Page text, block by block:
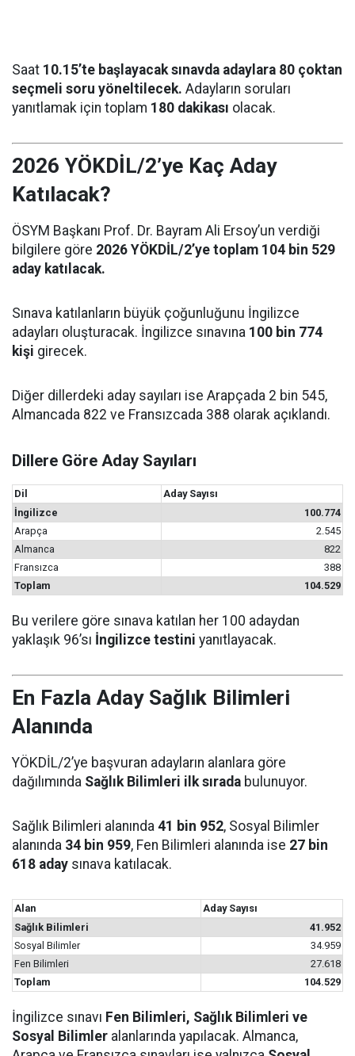
Saat 10.15’te başlayacak sınavda adaylara 80 çoktan
seçmeli soru yöneltilecek. Adayların soruları
yanıtlamak için toplam 180 dakikası olacak.
2026 YÖKDİL/2’ye Kaç Aday
Katılacak?
ÖSYM Başkanı Prof. Dr. Bayram Ali Ersoy’un verdiği
bilgilere göre 2026 YÖKDİL/2’ye toplam 104 bin 529
aday katılacak.
Sınava katılanların büyük çoğunluğunu İngilizce
adayları oluşturacak. İngilizce sınavına 100 bin 774
kişi girecek.
Diğer dillerdeki aday sayıları ise Arapçada 2 bin 545,
Almancada 822 ve Fransızcada 388 olarak açıklandı.
Dillere Göre Aday Sayıları
Dil
Aday Sayısı
İngilizce
100.774
Arapça
2.545
Almanca
822
Fransızca
388
Toplam
104.529
Bu verilere göre sınava katılan her 100 adaydan
yaklaşık 96’sı İngilizce testini yanıtlayacak.
En Fazla Aday Sağlık Bilimleri
Alanında
YÖKDİL/2’ye başvuran adayların alanlara göre
dağılımında Sağlık Bilimleri ilk sırada bulunuyor.
Sağlık Bilimleri alanında 41 bin 952, Sosyal Bilimler
alanında 34 bin 959, Fen Bilimleri alanında ise 27 bin
618 aday sınava katılacak.
Alan
Aday Sayısı
Sağlık Bilimleri
41.952
Sosyal Bilimler
34.959
Fen Bilimleri
27.618
Toplam
104.529
İngilizce sınavı Fen Bilimleri, Sağlık Bilimleri ve
Sosyal Bilimler alanlarında yapılacak. Almanca,